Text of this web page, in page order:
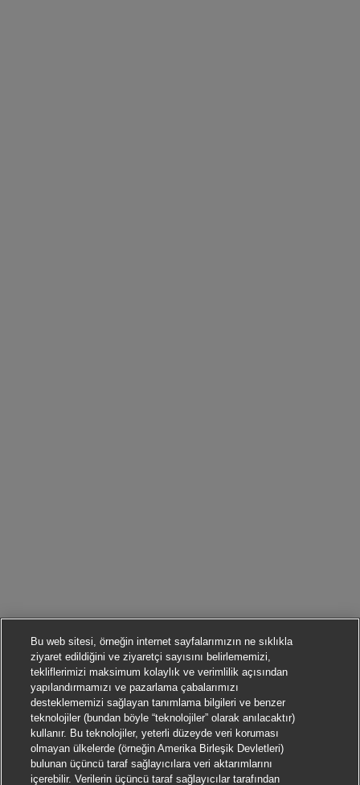
Bu web sitesi, örneğin internet sayfalarımızın ne sıklıkla
ziyaret edildiğini ve ziyaretçi sayısını belirlememizi,
tekliflerimizi maksimum kolaylık ve verimlilik açısından
yapılandırmamızı ve pazarlama çabalarımızı
desteklememizi sağlayan tanımlama bilgileri ve benzer
teknolojiler (bundan böyle “teknolojiler” olarak anılacaktır)
kullanır. Bu teknolojiler, yeterli düzeyde veri koruması
olmayan ülkelerde (örneğin Amerika Birleşik Devletleri)
bulunan üçüncü taraf sağlayıcılara veri aktarımlarını
içerebilir. Verilerin üçüncü taraf sağlayıcılar tarafından